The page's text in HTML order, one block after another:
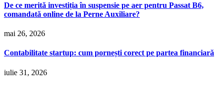
De ce merită investiția în suspensie pe aer pentru Passat B6,
comandată online de la Perne Auxiliare?
mai 26, 2026
Contabilitate startup: cum pornești corect pe partea financiară
iulie 31, 2026